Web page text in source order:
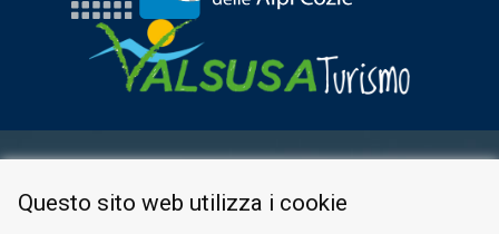
PRIVACY POLICY
Questo sito web utilizza i cookie